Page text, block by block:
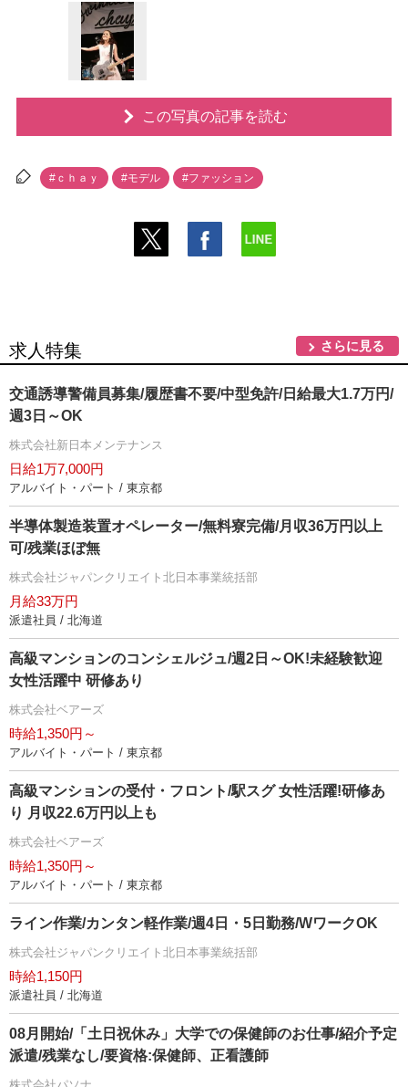
この写真の記事を読む
#ｃｈａｙ #モデル #ファッション
求人特集 さらに見る
交通誘導警備員募集/履歴書不要/中型免許/日給最大1.7万円/
週3日～OK
株式会社新日本メンテナンス
日給1万7,000円
アルバイト・パート / 東京都
半導体製造装置オペレーター/無料寮完備/月収36万円以上
可/残業ほぼ無
株式会社ジャパンクリエイト北日本事業統括部
月給33万円
派遣社員 / 北海道
高級マンションのコンシェルジュ/週2日～OK!未経験歓迎
女性活躍中 研修あり
株式会社ベアーズ
時給1,350円～
アルバイト・パート / 東京都
高級マンションの受付・フロント/駅スグ 女性活躍!研修あ
り 月収22.6万円以上も
株式会社ベアーズ
時給1,350円～
アルバイト・パート / 東京都
ライン作業/カンタン軽作業/週4日・5日勤務/WワークOK
株式会社ジャパンクリエイト北日本事業統括部
時給1,150円
派遣社員 / 北海道
08月開始/「土日祝休み」大学での保健師のお仕事/紹介予定
派遣/残業なし/要資格:保健師、正看護師